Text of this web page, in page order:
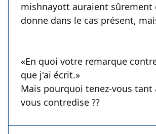
mishnayott auraient sûrement
donne dans le cas présent,
«En quoi votre remarque
que j'ai écrit.»
Mais pourquoi tenez-vous tant
vous contredise ??